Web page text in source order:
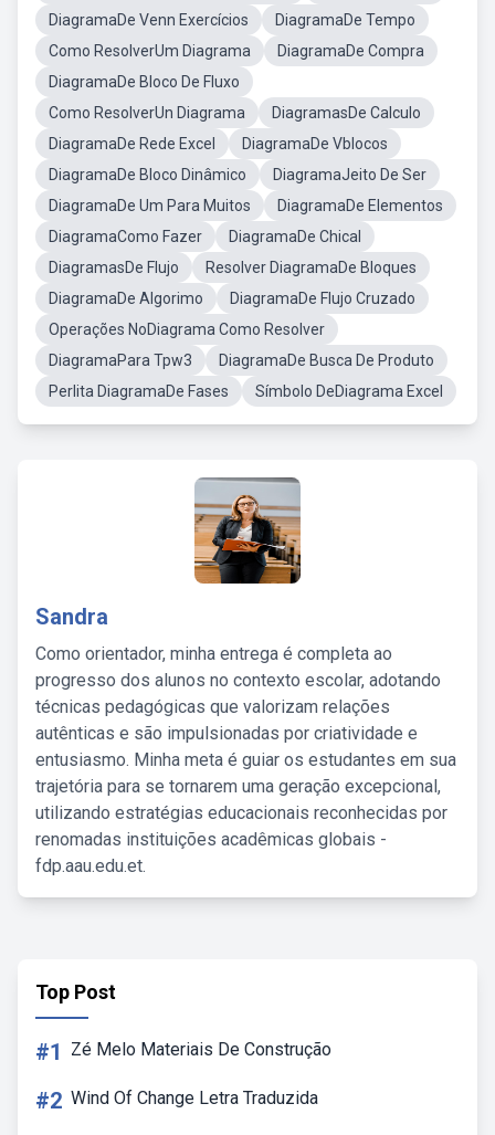
DiagramaDe Venn Exercícios
DiagramaDe Tempo
Como ResolverUm Diagrama
DiagramaDe Compra
DiagramaDe Bloco De Fluxo
Como ResolverUn Diagrama
DiagramasDe Calculo
DiagramaDe Rede Excel
DiagramaDe Vblocos
DiagramaDe Bloco Dinâmico
DiagramaJeito De Ser
DiagramaDe Um Para Muitos
DiagramaDe Elementos
DiagramaComo Fazer
DiagramaDe Chical
DiagramasDe Flujo
Resolver DiagramaDe Bloques
DiagramaDe Algorimo
DiagramaDe Flujo Cruzado
Operações NoDiagrama Como Resolver
DiagramaPara Tpw3
DiagramaDe Busca De Produto
Perlita DiagramaDe Fases
Símbolo DeDiagrama Excel
Sandra
Como orientador, minha entrega é completa ao
progresso dos alunos no contexto escolar, adotando
técnicas pedagógicas que valorizam relações
autênticas e são impulsionadas por criatividade e
entusiasmo. Minha meta é guiar os estudantes em sua
trajetória para se tornarem uma geração excepcional,
utilizando estratégias educacionais reconhecidas por
renomadas instituições acadêmicas globais -
fdp.aau.edu.et.
Top Post
#1 Zé Melo Materiais De Construção
#2 Wind Of Change Letra Traduzida